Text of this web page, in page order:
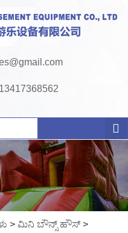
> ಮಿನಿ ಬೌನ್ಸ್ ಹೌಸ್>